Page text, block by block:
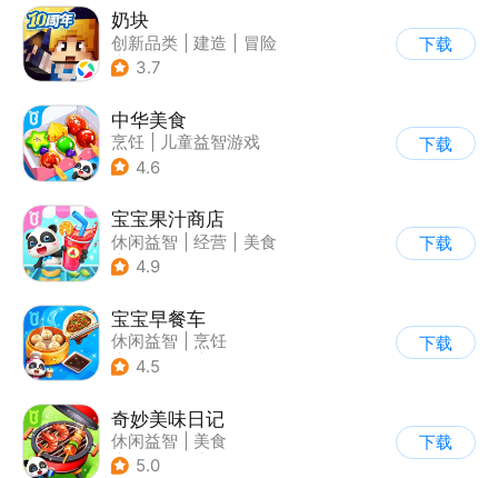
奶块
创新品类 建造
冒险
| 开放世界
3.7
下载
中华美食
烹饪
儿童益智游戏
4.6
下载
宝宝果汁商店
休闲益智 经营
美食
| 宝宝巴士
4.9
下载
宝宝早餐车
休闲益智
烹饪
| 宝宝巴士
4.5
下载
奇妙美味日记
休闲益智
美食
| 宝宝巴士
5.0
下载